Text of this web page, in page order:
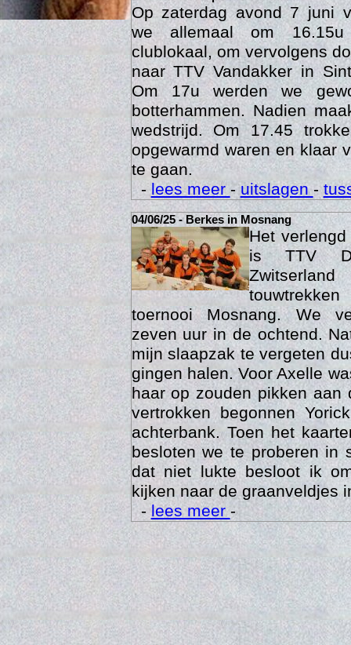
27/06/25 - Competitie Vandakker
Op zaterdag avond 7 juni
we allemaal om
clublokaal, om vervolgens
naar TTV Vandakker in
Om 17u werden we
botterhammen. Nadien
wedstrijd. Om 17.45
opgewarmd waren en klaar
te gaan.
-lees meer-uitslagen-
04/06/25 - Berkes in Mosnang
Het
is TTV
toernooi Mosnang. We
zeven uur in de ochtend.
mijn slaapzak te vergeten
gingen halen. Voor Axelle
haar op zouden pikken aan
vertrokken begonnen
achterbank. Toen het
besloten we te proberen in
dat niet lukte besloot ik
kijken naar de graanveldjes
-lees meer-